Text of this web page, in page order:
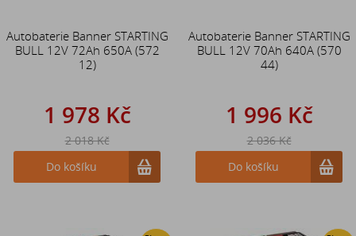
Autobaterie Banner STARTING
BULL 12V 72Ah 650A (572
12)
1 978 Kč
2 018 Kč
Do košíku
Autobaterie Banner STARTING
BULL 12V 70Ah 640A (570
44)
1 996 Kč
2 036 Kč
Do košíku